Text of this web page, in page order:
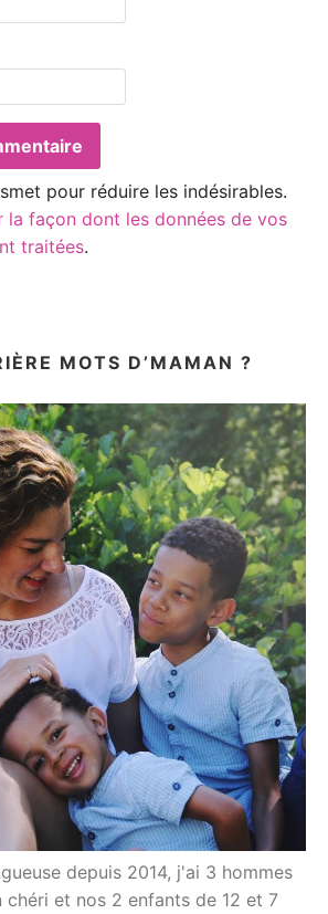
pour réduire les indésirables.
la façon dont les données de vos
traitées.
MOTS D’MAMAN ?
depuis 2014, j'ai 3 hommes
chéri et nos 2 enfants de 12 et 7